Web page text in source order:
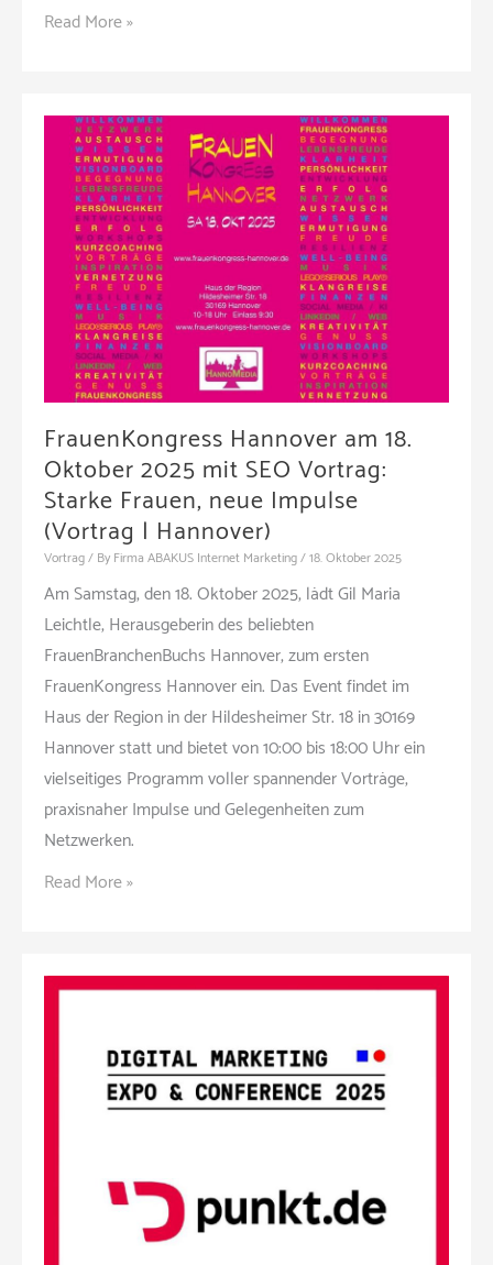
KI
Suche
Conductor
trotzdem
sichtbar
bleiben
(Webinar
Online)
Read More »
FrauenKongress Hannover am 18.
Oktober 2025 mit SEO Vortrag:
Starke Frauen, neue Impulse
(Vortrag | Hannover)
Vortrag/ By Firma ABAKUS Internet Marketing/18. Oktober 2025
Am Samstag, den 18. Oktober 2025, lädt Gil Maria
Leichtle, Herausgeberin des beliebten
FrauenBranchenBuchs Hannover, zum ersten
FrauenKongress Hannover ein. Das Event findet im
Haus der Region in der Hildesheimer Str. 18 in 30169
Hannover statt und bietet von 10:00 bis 18:00 Uhr ein
vielseitiges Programm voller spannender Vorträge,
praxisnaher Impulse und Gelegenheiten zum
Netzwerken.
FrauenKongress
18.
Read More »